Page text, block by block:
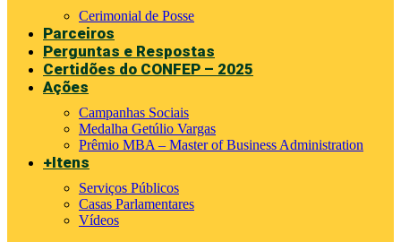
Cerimonial de Posse
Parceiros
Perguntas e Respostas
Certidões do CONFEP – 2025
Ações
Campanhas Sociais
Medalha Getúlio Vargas
Prêmio MBA – Master of Business Administration
+Itens
Serviços Públicos
Casas Parlamentares
Vídeos